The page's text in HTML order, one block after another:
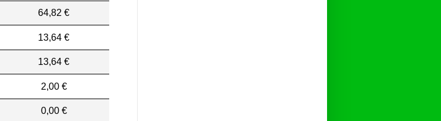
64,82 €
13,64 €
13,64 €
2,00 €
0,00 €